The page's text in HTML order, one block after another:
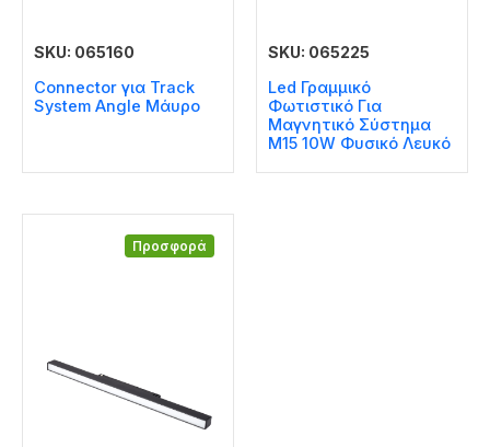
SKU: 065160
Connector για Track
System Angle Μάυρο
SKU: 065225
Led Γραμμικό
Φωτιστικό Για
Μαγνητικό Σύστημα
Μ15 10W Φυσικό Λευκό
Προσφορά